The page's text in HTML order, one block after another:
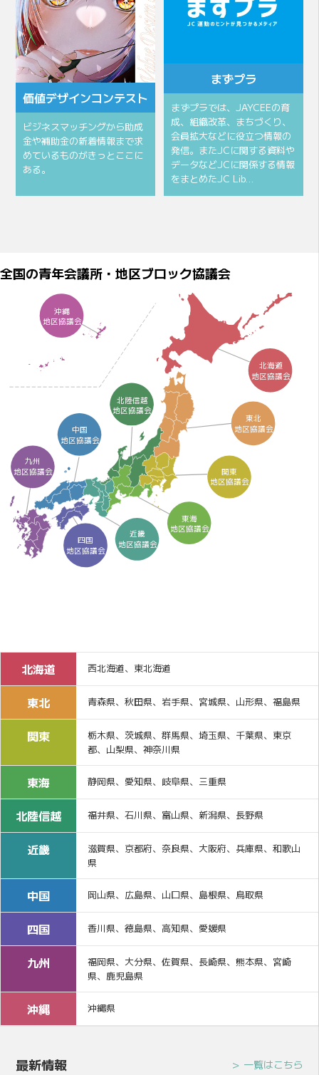
価値デザインコンテスト
ビジネスマッチングから助成
金や補助金の新着情報まで求
めているものがきっとここに
ある。
まずプラ
まずプラでは、JAYCEEの育
成、組織改革、まちづくり、
会員拡大などに役立つ情報の
発信。またJCに関する資料や
データなどJCに関係する情報
をまとめたJC Lib…
全国の青年会議所・地区ブロック協議会
沖縄
地区協議会
九州
地区協議会
北海道
地区協議会
東北
地区協議会
東海
地区協議会
近畿
地区協議会
中国
地区協議会
四国
地区協議会
関東
地区協議会
北陸信越
地区協議会
北海道 西北海道、東北海道
東北 青森県、秋田県、岩手県、宮城県、山形県、福島県
関東
栃木県、茨城県、群馬県、埼玉県、千葉県、東京
都、山梨県、神奈川県
東海 静岡県、愛知県、岐阜県、三重県
北陸信越 福井県、石川県、富山県、新潟県、長野県
近畿
滋賀県、京都府、奈良県、大阪府、兵庫県、和歌山
県
中国 岡山県、広島県、山口県、島根県、鳥取県
四国 香川県、徳島県、高知県、愛媛県
九州
福岡県、大分県、佐賀県、長崎県、熊本県、宮崎
県、鹿児島県
沖縄 沖縄県
最新情報 一覧はこちら